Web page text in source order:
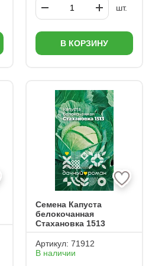
шт.
В КОРЗИНУ
Семена Капуста
белокочанная
Стахановка 1513
Артикул: 71912
В наличии